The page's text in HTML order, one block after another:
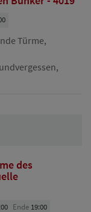
Türme,
des
Ende 19:00